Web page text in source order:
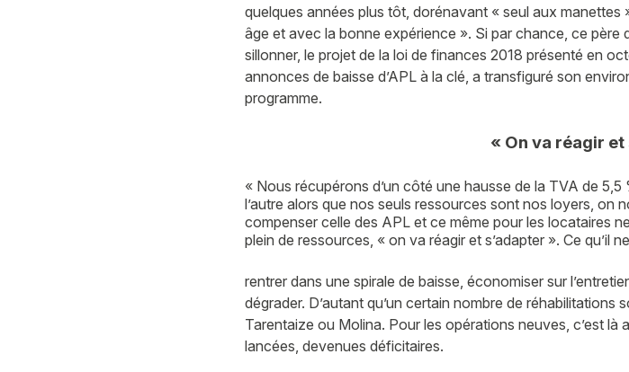
Vous recherchez&nbsp;:
Rechercher
quelques années plus tôt, dorénavant « seul aux
âge et avec la bonne expérience ». Si par chance, ce père
sillonner, le projet de la loi de finances 2018 présenté en
annonces de baisse d’APL à la clé, a transfiguré son
programme.
« On va réagir et
« Nous récupérons d’un côté une hausse de la TVA de
l’autre alors que nos seuls ressources sont nos loyers, on
compenser celle des APL et ce même pour les locataires
plein de ressources, « on va réagir et s’adapter ». Ce qu’il
rentrer dans une spirale de baisse, économiser sur
dégrader. D’autant qu’un certain nombre de
Tarentaize ou Molina. Pour les opérations neuves, c’est là
lancées, devenues déficitaires.